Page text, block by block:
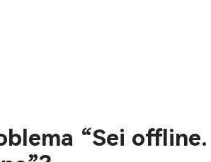
“Sei offline.